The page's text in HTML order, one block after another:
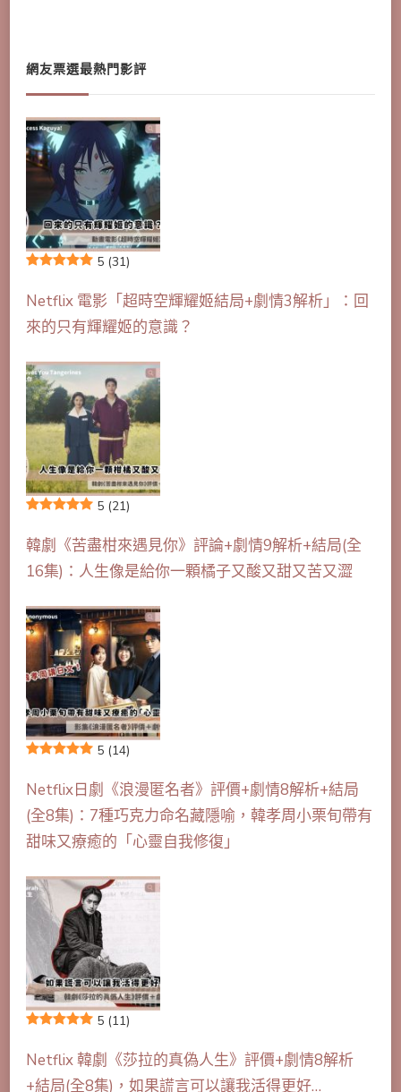
網友票選最熱門影評
5 (31)
Netflix 電影「超時空輝耀姬結局+劇情3解析」：回
來的只有輝耀姬的意識？
5 (21)
韓劇《苦盡柑來遇見你》評論+劇情9解析+結局(全
16集)：人生像是給你一顆橘子又酸又甜又苦又澀
5 (14)
Netflix日劇《浪漫匿名者》評價+劇情8解析+結局
(全8集)：7種巧克力命名藏隱喻，韓孝周小栗旬帶有
甜味又療癒的「心靈自我修復」
5 (11)
Netflix 韓劇《莎拉的真偽人生》評價+劇情8解析
+結局(全8集)，如果謊言可以讓我活得更好…